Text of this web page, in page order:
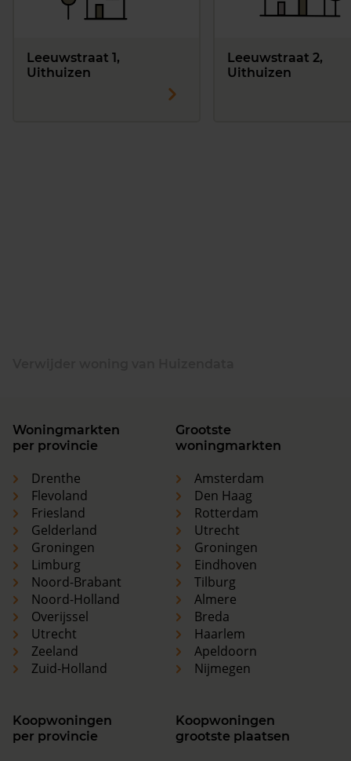
Leeuwstraat 1,
Uithuizen
Leeuwstraat 2,
Uithuizen
Woningmarkten
per provincie
Drenthe
Flevoland
Friesland
Gelderland
Groningen
Limburg
Noord-Brabant
Noord-Holland
Overijssel
Utrecht
Zeeland
Zuid-Holland
Grootste
woningmarkten
Amsterdam
Den Haag
Rotterdam
Utrecht
Groningen
Eindhoven
Tilburg
Almere
Breda
Haarlem
Apeldoorn
Nijmegen
Koopwoningen
per provincie
Koopwoningen
grootste plaatsen